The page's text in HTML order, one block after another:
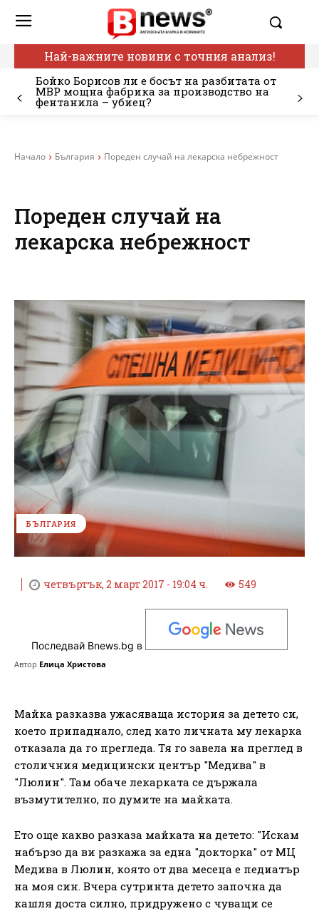
Най-важните новини с точния анализ!
Бойко Борисов ли е босът на разбитата от
МВР мощна фабрика за производство на
фентанила – убиец?
Начало България Пореден случай на лекарска небрежност
Пореден случай на
лекарска небрежност
БЪЛГАРИЯ
четвъртък, 2 март 2017 - 19:04 ч. 549
Последвай Bnews.bg в
Автор Елица Христова
Майка разказва ужасяваща история за детето си,
което припаднало, след като личната му лекарка
отказала да го прегледа. Тя го завела на преглед в
столичния медицински център "Медива" в
"Люлин". Там обаче лекарката се държала
възмутително, по думите на майката.
Ето още какво разказа майката на детето: "Искам
набързо да ви разкажа за една "докторка" от МЦ
Медива в Люлин, която от два месеца е педиатър
на моя син. Вчера сутринта детето започна да
кашля доста силно, придружено с чуващи се